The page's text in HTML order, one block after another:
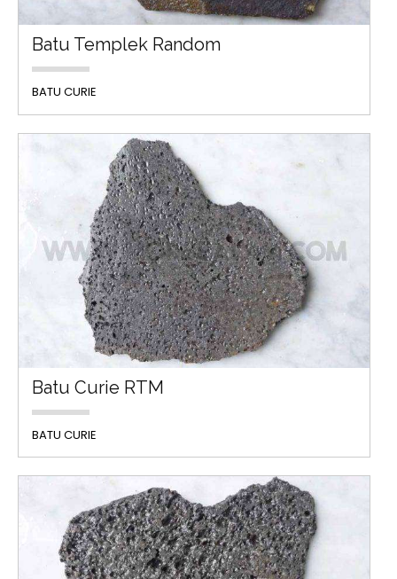
Batu Templek Random
BATU CURIE
Batu Curie RTM
BATU CURIE